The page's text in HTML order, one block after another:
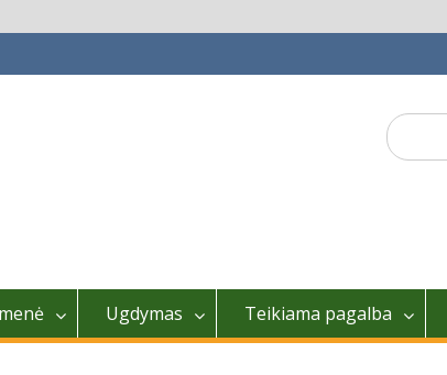
Search
for:
Ugdymas Teikiama pagalba